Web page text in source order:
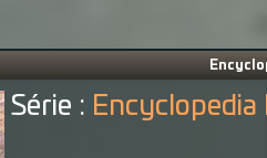
Série : Encyclopedia